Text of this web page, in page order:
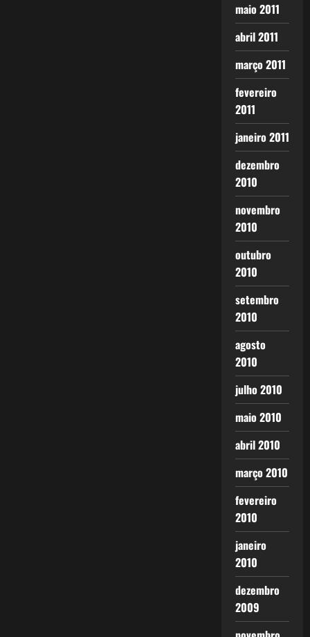
maio 2011
abril 2011
março 2011
fevereiro
2011
janeiro 2011
dezembro
2010
novembro
2010
outubro
2010
setembro
2010
agosto
2010
julho 2010
maio 2010
abril 2010
março 2010
fevereiro
2010
janeiro
2010
dezembro
2009